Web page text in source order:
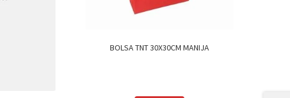
BOLSA TNT 30X30CM MANIJA